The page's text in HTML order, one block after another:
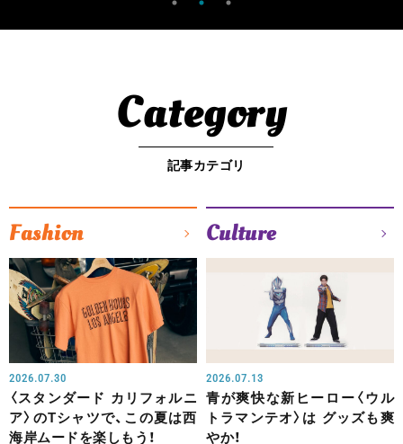
Category
記事カテゴリ
Fashion
2026.07.30
〈スタンダード カリフォルニ
ア〉のTシャツで、この夏は西
海岸ムードを楽しもう！
Culture
2026.07.13
青が爽快な新ヒーロー〈ウル
トラマンテオ〉は グッズも爽
やか！